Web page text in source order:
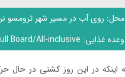
محل: روی آب در مسیر شهر ترومسو
وعده غذایی: Full Board/All-inclusive
اینکه در این روز کشتی در حال